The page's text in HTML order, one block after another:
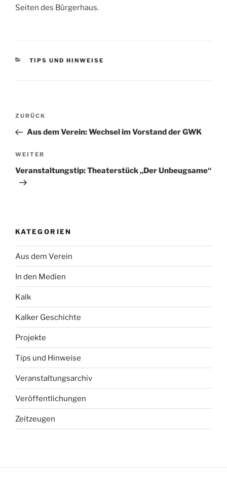
Seiten des Bürgerhaus.
KATEGORIEN
TIPS UND HINWEISE
Beitragsnavigation
Vorheriger
Beitrag
ZURÜCK
Aus dem Verein: Wechsel im Vorstand der GWK
Nächster
Beitrag
WEITER
Veranstaltungstip: Theaterstück „Der Unbeugsame“
KATEGORIEN
Aus dem Verein
In den Medien
Kalk
Kalker Geschichte
Projekte
Tips und Hinweise
Veranstaltungsarchiv
Veröffentlichungen
Zeitzeugen